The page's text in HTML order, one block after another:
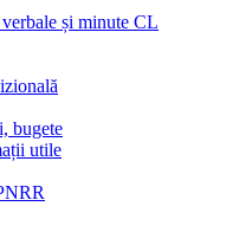
și minute CL
bugete
utile